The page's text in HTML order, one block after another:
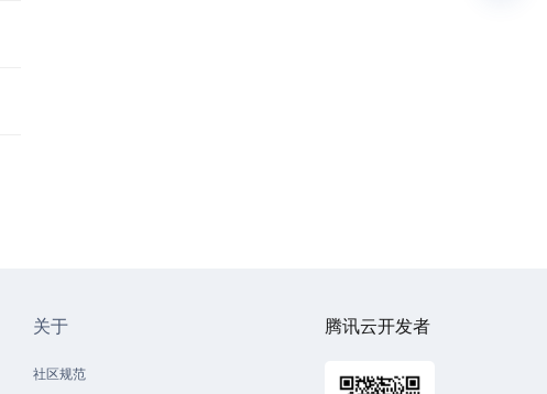
关于
社区规范
腾讯云开发者